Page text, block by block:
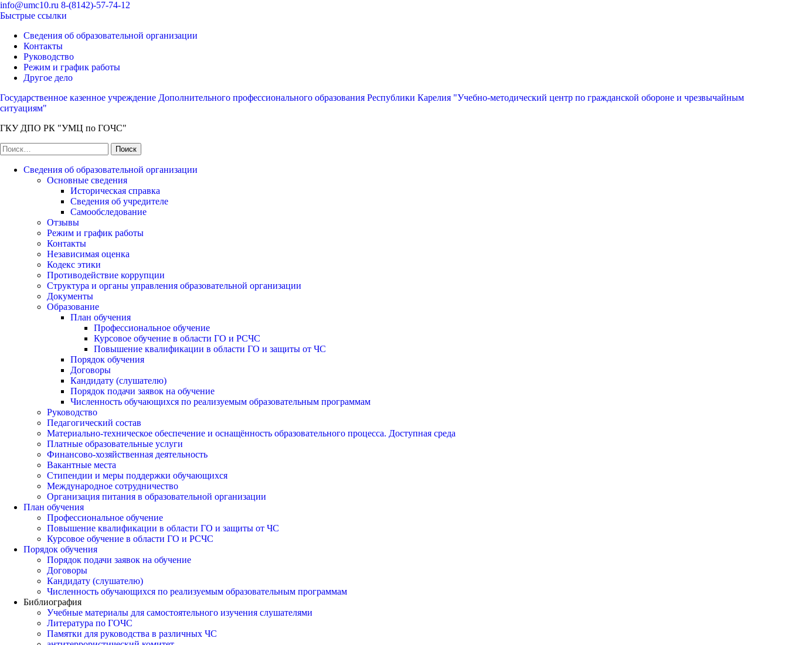
Перейти
к
(нажмите
Enter)
info@umc10.ru 8-(8142)-57-74-12
Быстрые ссылки
Сведения об образовательной организации
Контакты
Руководство
Режим и график работы
Другое дело
Государственное казенное учреждение Дополнительного профессионального образования Республики Карелия "Учебно-методический центр по гражданской обороне и чрезвычайным
ситуациям"
ГКУ ДПО РК "УМЦ по ГОЧС"
Найти:
Сведения об образовательной организации
Основные сведения
Историческая справка
Сведения об учредителе
Самообследование
Отзывы
Режим и график работы
Контакты
Независимая оценка
Кодекс этики
Противодействие коррупции
Структура и органы управления образовательной организации
Документы
Образование
План обучения
Профессиональное обучение
Курсовое обучение в области ГО и РСЧС
Повышение квалификации в области ГО и защиты от ЧС
Порядок обучения
Договоры
Кандидату (слушателю)
Порядок подачи заявок на обучение
Численность обучающихся по реализуемым образовательным программам
Руководство
Педагогический состав
Материально-техническое обеспечение и оснащённость образовательного процесса. Доступная среда
Платные образовательные услуги
Финансово-хозяйственная деятельность
Вакантные места
Стипендии и меры поддержки обучающихся
Международное сотрудничество
Организация питания в образовательной организации
План обучения
Профессиональное обучение
Повышение квалификации в области ГО и защиты от ЧС
Курсовое обучение в области ГО и РСЧС
Порядок обучения
Порядок подачи заявок на обучение
Договоры
Кандидату (слушателю)
Численность обучающихся по реализуемым образовательным программам
Библиография
Учебные материалы для самостоятельного изучения слушателями
Литература по ГОЧС
Памятки для руководства в различных ЧС